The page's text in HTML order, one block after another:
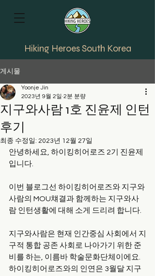
Hiking Heroes South Korea
게시물
지구와사람 1호 진윤제 인턴
후기
Yoonje Jin
2023년 9월 2일 2분 분량
최종 수정일: 2023년 12월 27일
안녕하세요, 하이킹히어로즈 2기 진윤제
입니다.
이번 블로그선 하이킹히어로즈와 지구와
사람의 MOU챼결과 함께하는 지구와사
람 인턴생활에 대해 소게 드리려 합니다.
지구와사람은 현재 인간중심 사회에서 지
구적 통합 공존 사회로 나아가기 위한 준
비를 하는, 이름바 학술문화단체이에요.
하이킹히어로즈와의 인연은 3월달 지구